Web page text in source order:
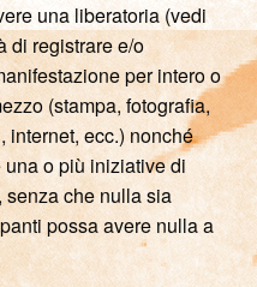
una liberatoria (vedi
di registrare e/o
per intero o
(stampa, fotografia,
ecc.) nonché
o più iniziative di
senza che nulla sia
possa avere nulla a